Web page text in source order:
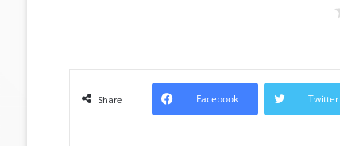
Share Facebook Twitter